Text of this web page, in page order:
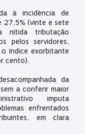
à incidência de
27,5% (vinte e sete
nítida tributação
pelos servidores,
índice exorbitante
cento).
da
a conferir maior
imputa
enfrentados
em clara